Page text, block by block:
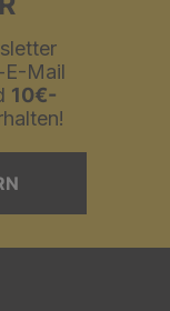
E-Mail
10€-